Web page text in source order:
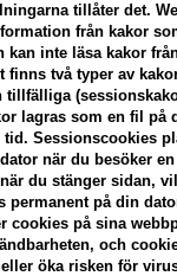
tillåter det.
från kakor
kan inte läsa kakor
finns två typer av
tillfälliga
lagras som en fil på
tid. Sessionscookies
när du besöker en
du stänger sidan,
permanent på din
cookies på sina
och
öka risken för
228,00 SEK